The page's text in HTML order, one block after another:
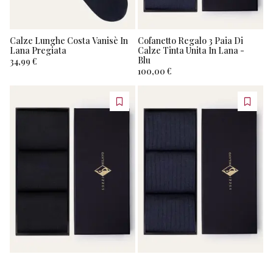
Calze Lunghe Costa Vanisè In
Lana Pregiata
34,99 €
Cofanetto Regalo 3 Paia Di
Calze Tinta Unita In Lana -
Blu
100,00 €